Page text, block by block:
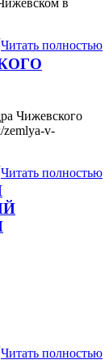
в
Читать полностью
Чижевского
zemlya-v-
Читать полностью
Читать полностью